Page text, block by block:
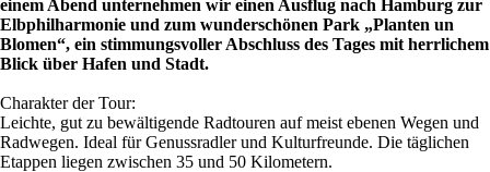
einem Abend unternehmen wir einen Ausflug nach Hamburg zur
Elbphilharmonie und zum wunderschönen Park „Planten un
Blomen“, ein stimmungsvoller Abschluss des Tages mit herrlichem
Blick über Hafen und Stadt.
Charakter der Tour:
Leichte, gut zu bewältigende Radtouren auf meist ebenen Wegen und
Radwegen. Ideal für Genussradler und Kulturfreunde. Die täglichen
Etappen liegen zwischen 35 und 50 Kilometern.